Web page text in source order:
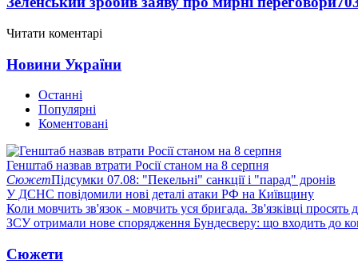
Читати коментарі
Новини України
Останні
Популярні
Коментовані
Генштаб назвав втрати Росії станом на 8 серпня
СюжетПідсумки 07.08: "Пекельні" санкції і "парад" дронів
У ДСНС повідомили нові деталі атаки РФ на Київщину
Коли мовчить зв'язок - мовчить уся бригада. Зв'язківці просять
ЗСУ отримали нове спорядження Бундесверу: що входить до
Сюжети